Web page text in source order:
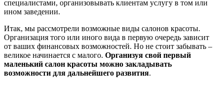
специалистами, организовывать клиентам услугу в том или
ином заведении.
Итак, мы рассмотрели возможные виды салонов красоты.
Организация того или иного вида в первую очередь зависит
от ваших финансовых возможностей. Но не стоит забывать –
великое начинается с малого. Организуя свой первый
маленький салон красоты можно закладывать
возможности для дальнейшего развития.